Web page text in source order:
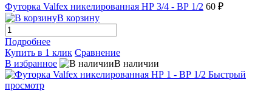
Футорка Valfex никелированная НР 3/4 - ВР 1/2 60 ₽
В корзину
Подробнее
Купить в 1 клик Сравнение
В избранное
В наличии
Быстрый
просмотр